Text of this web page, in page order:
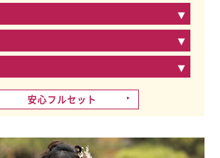
安心フルセット